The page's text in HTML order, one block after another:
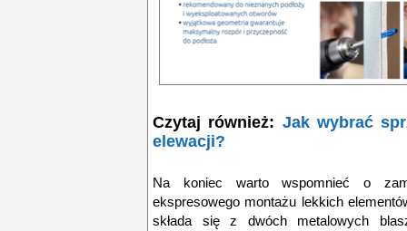
Czytaj również: Jak wybrać
elewacji?
Na koniec warto wspomnieć o
ekspresowego montażu lekkich
składa się z dwóch metalowych